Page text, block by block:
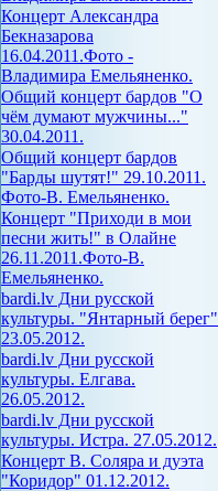
Концерт Александра
Бекназарова
16.04.2011.Фото -
Владимира Емельяненко.
Общий концерт бардов "О
чём думают мужчины..."
30.04.2011.
Общий концерт бардов
"Барды шутят!" 29.10.2011.
Фото-В. Емельяненко.
Концерт "Приходи в мои
песни жить!" в Олайне
26.11.2011.Фото-В.
Емельяненко.
bardi.lv Дни русской
культуры. "Янтарный берег"
23.05.2012.
bardi.lv Дни русской
культуры. Елгава.
26.05.2012.
bardi.lv Дни русской
культуры. Истра. 27.05.2012.
Концерт В. Соляра и дуэта
"Коридор" 01.12.2012.